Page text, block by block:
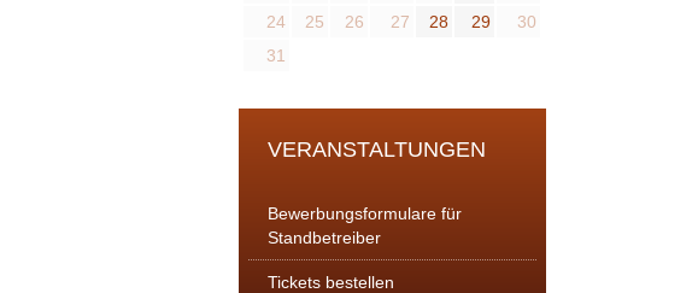
24
25 26 27 28 29
30
31
VERANSTALTUNGEN
Bewerbungsformulare für
Standbetreiber
Tickets bestellen